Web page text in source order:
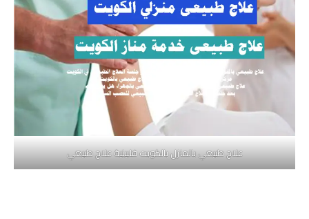
علاج طبيعي بالمنزل بالكويت فلبينية علاج طبيعي